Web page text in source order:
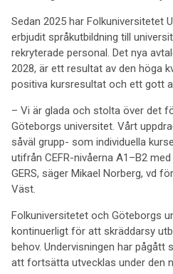
Sedan 2025 har Folkuniversitetet
erbjudit språkutbildning till
rekryterade personal. Det nya
2028, är ett resultat av den höga
positiva kursresultat och ett gott
– Vi är glada och stolta över det
Göteborgs universitet. Vårt
såväl grupp- som individuella
utifrån CEFR-nivåerna A1–B2
GERS, säger Mikael Norberg, vd
Väst.
Folkuniversitetet och Göteborgs
kontinuerligt för att skräddarsy
behov. Undervisningen har pågått
att fortsätta utvecklas under den